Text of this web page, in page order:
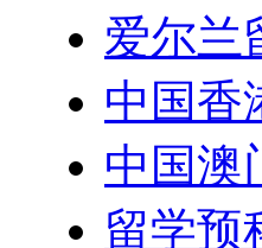
爱尔兰
中国香
中国澳
留学预